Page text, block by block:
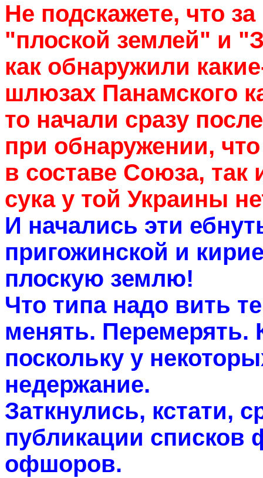
Не подскажете, что
"плоской землей" и
как обнаружили
шлюзах Панамского
то начали сразу
при обнаружении,
в составе Союза, так
сука у той Украины
И начались эти
пригожинской и
плоскую землю!
Что типа надо вить
менять. Перемерять.
поскольку у
недержание.
Заткнулись, кстати,
публикации списков
офшоров.